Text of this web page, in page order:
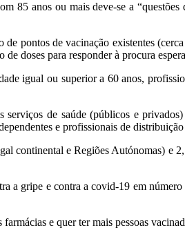
85 anos ou mais deve-se a
pontos de vacinação existentes
doses para responder à procura
igual ou superior a 60 anos,
de saúde (públicos e
e profissionais de
continental e Regiões Autónomas) e
gripe e contra a covid-19 em
e quer ter mais pessoas